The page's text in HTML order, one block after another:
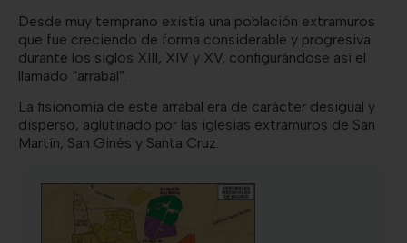
Desde muy temprano existía una población extramuros
que fue creciendo de forma considerable y progresiva
durante los siglos XIII, XIV y XV, configurándose así el
llamado “arrabal”.
La fisionomía de este arrabal era de carácter desigual y
disperso, aglutinado por las iglesias extramuros de San
Martín, San Ginés y Santa Cruz.